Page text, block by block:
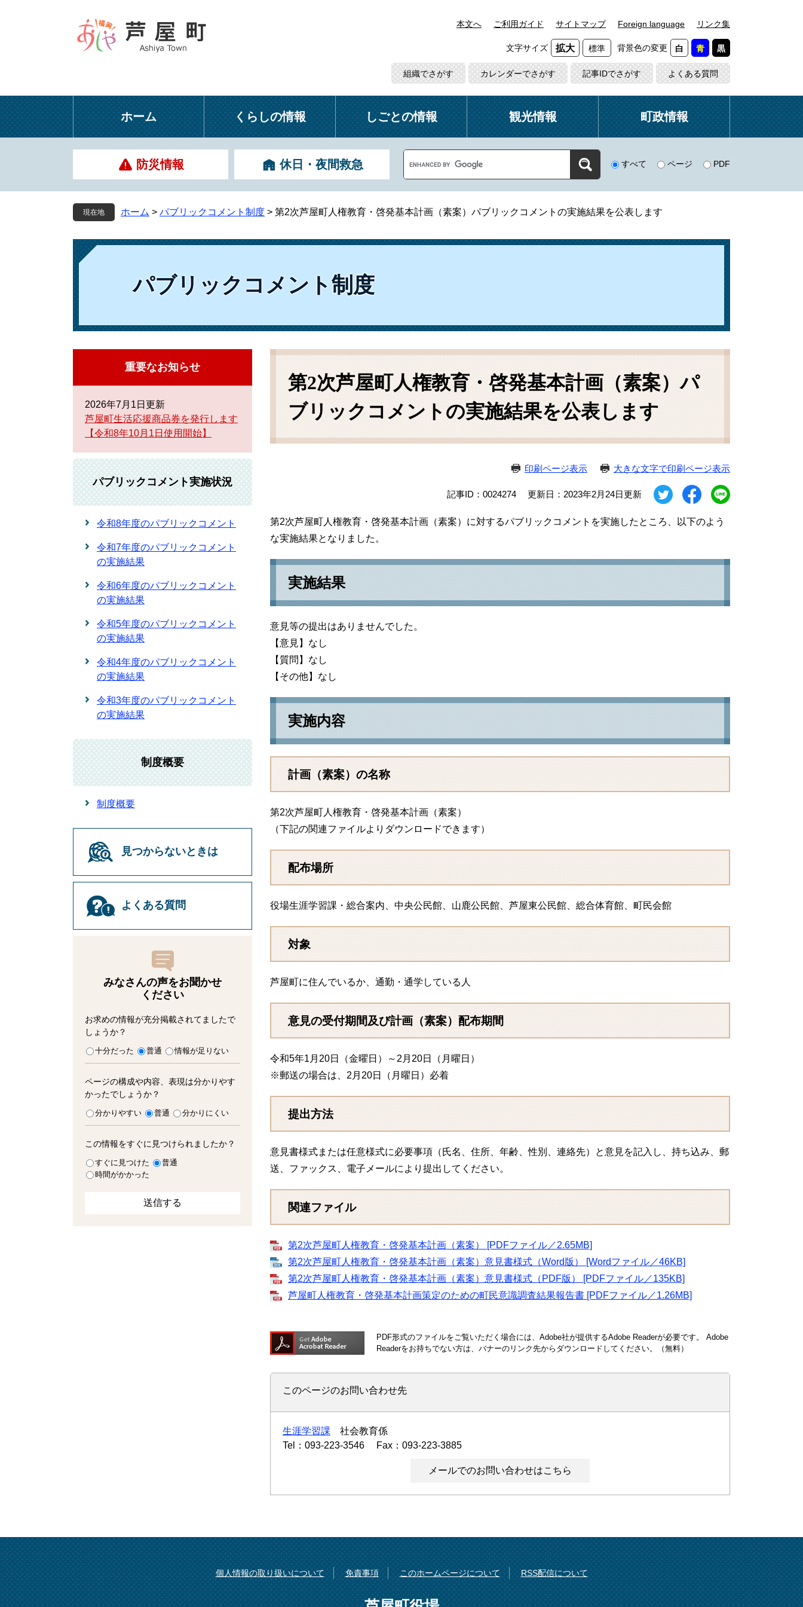
本
本文へ ご利用ガイド サイトマップ Foreign language リンク集
文字サイズ 拡大 標準 背景色の変更 白 青 黒
組織でさがす カレンダーでさがす 記事IDでさがす よくある質問
ホーム くらしの情報 しごとの情報 観光情報 町政情報
防災情報 休日・夜間救急
o
g
ス
すべて ページ PDF
現在地 ホーム > パブリックコメント制度 > 第2次芦屋町人権教育・啓発基本計画（素案）パブリックコメントの実施結果を公表します
パブリックコメント制度
本
第2次芦屋町人権教育・啓発基本計画（素案）パ
ブリックコメントの実施結果を公表します
印刷ページ表示 大きな文字で印刷ページ表示
記事ID：0024274 更新日：2023年2月24日更新
第2次芦屋町人権教育・啓発基本計画（素案）に対するパブリックコメントを実施したところ、以下のよう
な実施結果となりました。
実施結果
意見等の提出はありませんでした。
【意見】なし
【質問】なし
【その他】なし
実施内容
計画（素案）の名称
第2次芦屋町人権教育・啓発基本計画（素案）
（下記の関連ファイルよりダウンロードできます）
配布場所
役場生涯学習課・総合案内、中央公民館、山鹿公民館、芦屋東公民館、総合体育館、町民会館
対象
芦屋町に住んでいるか、通勤・通学している人
意見の受付期間及び計画（素案）配布期間
令和5年1月20日（金曜日）～2月20日（月曜日）
​※郵送の場合は、2月20日（月曜日）必着
提出方法
意見書様式または任意様式に必要事項（氏名、住所、年齢、性別、連絡先）と意見を記入し、持ち込み、郵
送、ファックス、電子メールにより提出してください。
関連ファイル
第2次芦屋町人権教育・啓発基本計画（素案） [PDFファイル／2.65MB]
第2次芦屋町人権教育・啓発基本計画（素案）意見書様式（Word版） [Wordファイル／46KB]
​第2次芦屋町人権教育・啓発基本計画（素案）意見書様式（PDF版） [PDFファイル／135KB]
芦屋町人権教育・啓発基本計画策定のための町民意識調査結果報告書 [PDFファイル／1.26MB]
PDF形式のファイルをご覧いただく場合には、Adobe社が提供するAdobe Readerが必要です。
Adobe
Readerをお持ちでない方は、バナーのリンク先からダウンロードしてください。（無料）
このページのお問い合わせ先
生涯学習課
社会教育係
Tel：093-223-3546
Fax：093-223-3885
メールでのお問い合わせはこちら
重要なお知らせ
2026年7月1日更新
芦屋町生活応援商品券を発行します
【令和8年10月1日使用開始】
パブリックコメント実施状況
令和8年度のパブリックコメント
令和7年度のパブリックコメント
の実施結果
令和6年度のパブリックコメント
の実施結果
令和5年度のパブリックコメント
の実施結果
令和4年度のパブリックコメント
の実施結果
令和3年度のパブリックコメント
の実施結果
制度概要
制度概要
見つからないときは
よくある質問
みなさんの声をお聞かせ
ください
お求めの情報が充分掲載されてましたで
しょうか？
十分だった 普通 情報が足りない
ページの構成や内容、表現は分かりやす
かったでしょうか？
分かりやすい 普通 分かりにくい
この情報をすぐに見つけられましたか？
すぐに見つけた
普通
時間がかかった
個人情報の取り扱いについて 免責事項 このホームページについて RSS配信について